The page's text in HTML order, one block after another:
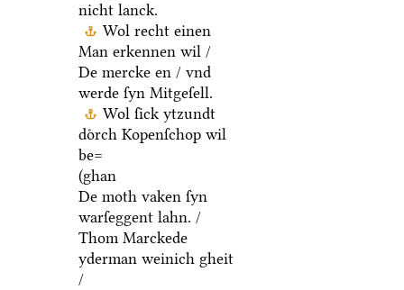
nicht lanck.
Wol recht einen
Man erkennen wil /
De mercke en / vnd
werde ſyn Mitgeſell.
Wol ſick ytzundt
doͤrch Kopenſchop wil
be=
(ghan
De moth vaken ſyn
warſeggent lahn. /
Thom Marckede
yderman weinich gheit
/